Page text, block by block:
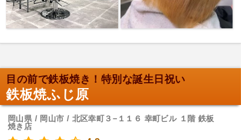
目の前で鉄板焼き！特別な誕生日祝い
鉄板焼ふじ原
岡山県 / 岡山市 / 北区幸町３−１１６ 幸町ビル １階 鉄板
焼き店